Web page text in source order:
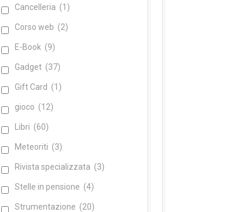
Cancelleria (1)
Corso web (2)
E-Book (9)
Gadget (37)
Gift Card (1)
gioco (12)
Libri (60)
Meteoriti (3)
Rivista specializzata (3)
Stelle in pensione (4)
Strumentazione (20)